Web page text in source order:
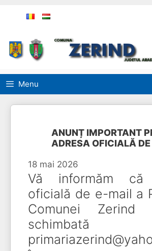
Menu
ANUNȚ IMPORTANT
ADRESA OFICIALĂ
18 mai 2026
Vă informăm că
oficială de e-mail a
Comunei